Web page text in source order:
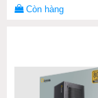
Còn hàng